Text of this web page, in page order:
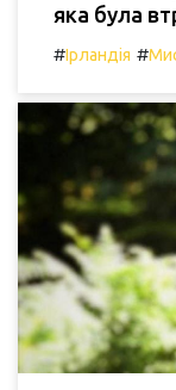
яка була
#Ірландія #